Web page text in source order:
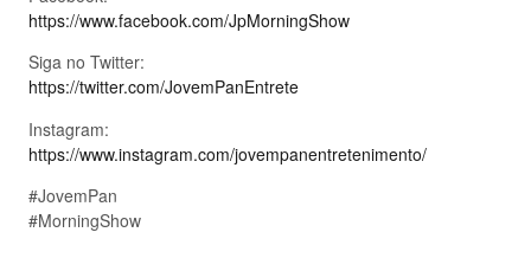
https://www.facebook.com/JpMorningShow
Siga no Twitter:
https://twitter.com/JovemPanEntrete
Instagram:
https://www.instagram.com/jovempanentretenimento/
#JovemPan
#MorningShow